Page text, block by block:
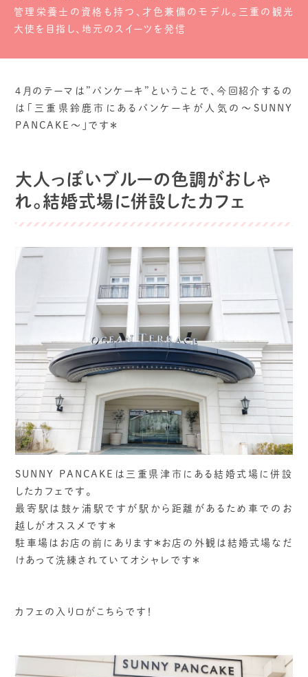
管理栄養士の資格も持つ、才色兼備のモデル。三重の観光
大使を目指し、地元のスイーツを発信
4月のテーマは”パンケーキ”ということで、今回紹介するの
は「三重県鈴鹿市にあるパンケーキが人気の〜SUNNY
PANCAKE〜」です＊
大人っぽいブルーの色調がおしゃ
れ。結婚式場に併設したカフェ
SUNNY PANCAKEは三重県津市にある結婚式場に併設
したカフェです。
最寄駅は鼓ヶ浦駅ですが駅から距離があるため車でのお
越しがオススメです＊
駐車場はお店の前にあります＊お店の外観は結婚式場なだ
けあって洗練されていてオシャレです＊
カフェの入り口がこちらです！